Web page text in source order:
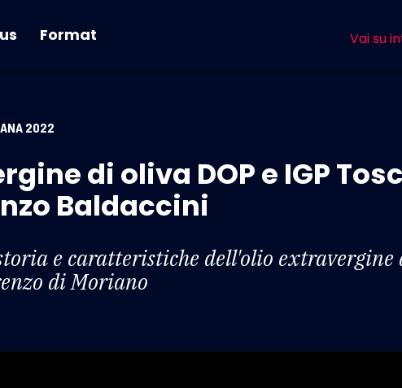
Format Vai su
2022
di oliva DOP e IGP
Baldaccini
e caratteristiche dell'olio
di Moriano